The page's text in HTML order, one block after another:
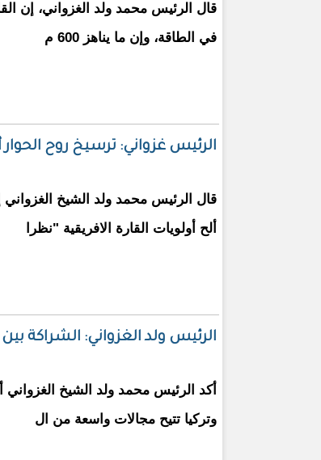
قال الرئيس محمد ولد الغزواني، إن
في الطاقة، وإن ما يناهز 600 م
الرئيس غزواني: ترسيخ روح الحوار
قال الرئيس محمد ولد الشيخ
ألح أولويات القارة الافريقية "نظرا
الرئيس ولد الغزواني: الشراكة
أكد الرئيس محمد ولد الشيخ الغزواني
وتركيا تتيح مجالات واسعة من ال